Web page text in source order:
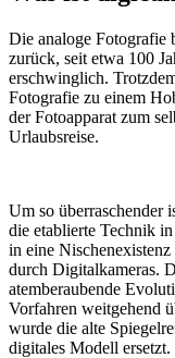
Die analoge Fotografie
zurück, seit etwa 100
erschwinglich.
Fotografie zu einem
der Fotoapparat zum
Urlaubsreise.
Um so überraschender
die etablierte Technik
in eine
durch Digitalkameras.
atemberaubende
Vorfahren weitgehend
wurde die alte
digitales Modell ersetzt.